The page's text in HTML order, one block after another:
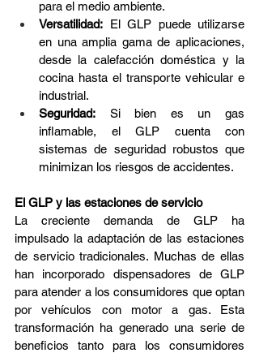
para el medio ambiente.
Versatilidad: El GLP puede utilizarse
en una amplia gama de aplicaciones,
desde la calefacción doméstica y la
cocina hasta el transporte vehicular e
industrial.
Seguridad: Si bien es un gas
inflamable, el GLP cuenta con
sistemas de seguridad robustos que
minimizan los riesgos de accidentes.
El GLP y las estaciones de servicio
La creciente demanda de GLP ha
impulsado la adaptación de las estaciones
de servicio tradicionales. Muchas de ellas
han incorporado dispensadores de GLP
para atender a los consumidores que optan
por vehículos con motor a gas. Esta
transformación ha generado una serie de
beneficios tanto para los consumidores